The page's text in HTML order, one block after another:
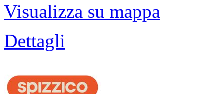
Visualizza su mappa
Dettagli